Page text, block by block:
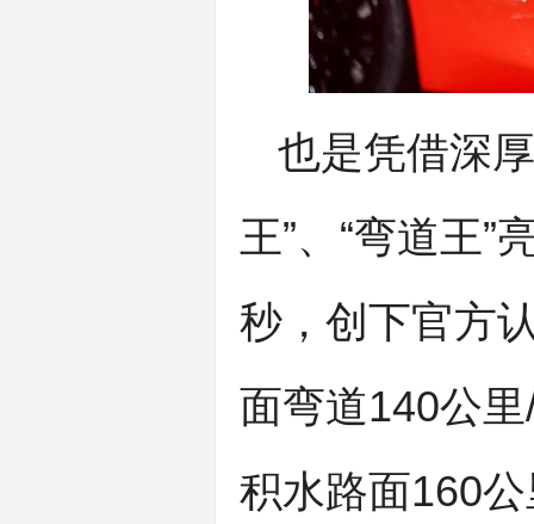
也是凭借深
王”、“弯道王”
秒，创下官方
面弯道140公
积水路面160